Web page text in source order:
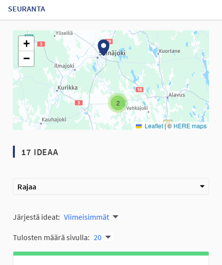
SEURANTA
Seuraavassa elementissä on kartta, joka esittää tämän
2
+
−
Leaflet|© HERE maps
17 IDEAA
Rajaa
Järjestä ideat: Viimeisimmät
Tulosten määrä sivulla: 20